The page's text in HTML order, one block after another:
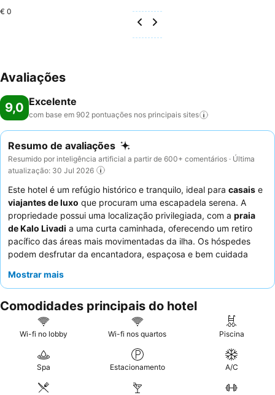
€ 0
Avaliações
9,0 Excelente
com base em 902 pontuações nos principais sites
Resumo de avaliações
Resumido por inteligência artificial a partir de 600+ comentários · Última
atualização: 30 Jul 2026
Este hotel é um refúgio histórico e tranquilo, ideal para casais e
viajantes de luxo que procuram uma escapadela serena. A
propriedade possui uma localização privilegiada, com a praia
de Kalo Livadi a uma curta caminhada, oferecendo um retiro
pacífico das áreas mais movimentadas da ilha. Os hóspedes
podem desfrutar da encantadora, espaçosa e bem cuidada
oferece consistentemente um serviço caloroso e atencioso,
com a sua vasta seleção de produtos frescos e de alta
qualidade. Para uma experiência melhorada, considere reservar
um quarto com
vista para o mara partir de uma varanda ou
Mostrar mais
Comodidades principais do hotel
Wi-fi no lobby Wi-fi nos quartos Piscina
Spa Estacionamento A/C